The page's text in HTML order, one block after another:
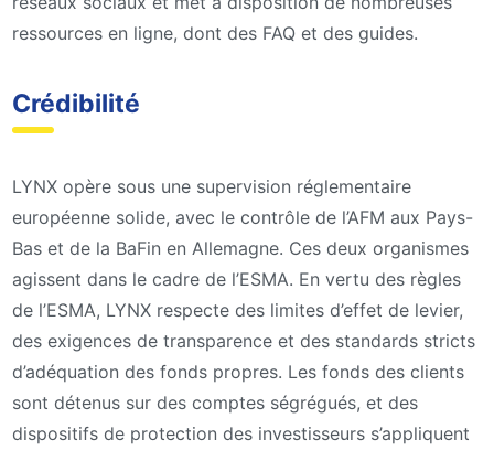
ressources en ligne, dont des FAQ et des guides.
Crédibilité
LYNX opère sous une supervision réglementaire
européenne solide, avec le contrôle de l’AFM aux Pays-
Bas et de la BaFin en Allemagne. Ces deux organismes
agissent dans le cadre de l’ESMA. En vertu des règles
de l’ESMA, LYNX respecte des limites d’effet de levier,
des exigences de transparence et des standards stricts
d’adéquation des fonds propres. Les fonds des clients
sont détenus sur des comptes ségrégués, et des
dispositifs de protection des investisseurs s’appliquent